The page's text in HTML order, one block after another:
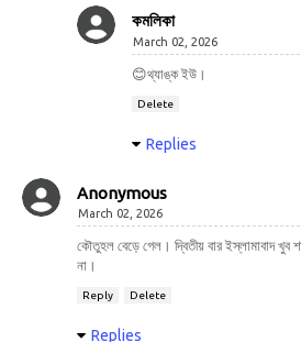
কমলিকা
March 02, 2026
😊থ্যাঙ্ক ইউ।
Delete
Replies
Anonymous
March 02, 2026
কৌতুহল বেড়ে গেল। দ্বিতীয় বার ইস্লামাবাদ
না।
Reply Delete
Replies